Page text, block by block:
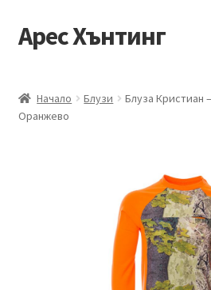
Skip
to
Skip
to
Арес Хънтинг
Ризи
Начало Блузи
Блуза Кристиан
Оранжево